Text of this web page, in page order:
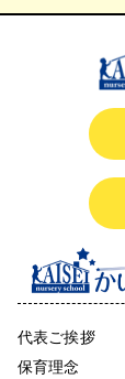
代表ご挨拶
保育理念